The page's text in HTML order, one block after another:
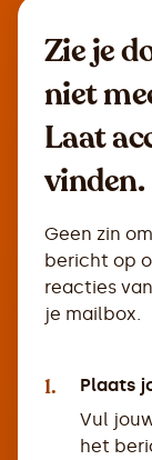
Zie je
niet
Laat
vinden.
Geen zin
bericht op
reacties
je mailbox.
1.
Plaats
Vul
het